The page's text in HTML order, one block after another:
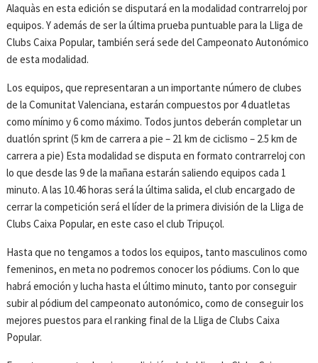
Alaquàs en esta edición se disputará en la modalidad contrarreloj por
equipos. Y además de ser la última prueba puntuable para la Lliga de
Clubs Caixa Popular, también será sede del Campeonato Autonómico
de esta modalidad.
Los equipos, que representaran a un importante número de clubes
de la Comunitat Valenciana, estarán compuestos por 4 duatletas
como mínimo y 6 como máximo. Todos juntos deberán completar un
duatlón sprint (5 km de carrera a pie – 21 km de ciclismo – 2.5 km de
carrera a pie) Esta modalidad se disputa en formato contrarreloj con
lo que desde las 9 de la mañana estarán saliendo equipos cada 1
minuto. A las 10.46 horas será la última salida, el club encargado de
cerrar la competición será el líder de la primera división de la Lliga de
Clubs Caixa Popular, en este caso el club Tripuçol.
Hasta que no tengamos a todos los equipos, tanto masculinos como
femeninos, en meta no podremos conocer los pódiums. Con lo que
habrá emoción y lucha hasta el último minuto, tanto por conseguir
subir al pódium del campeonato autonómico, como de conseguir los
mejores puestos para el ranking final de la Lliga de Clubs Caixa
Popular.